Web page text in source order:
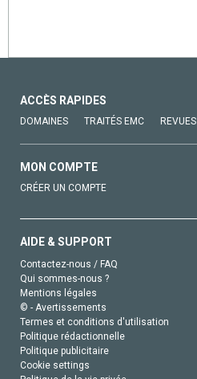
ACCÈS RAPIDES
DOMAINES TRAITÉS EMC REVUES
MON COMPTE
CRÉER UN COMPTE
AIDE & SUPPORT
Contactez-nous / FAQ
Qui sommes-nous ?
Mentions légales
© - Avertissements
Termes et conditions d'utilisation
Politique rédactionnelle
Politique publicitaire
Cookie settings